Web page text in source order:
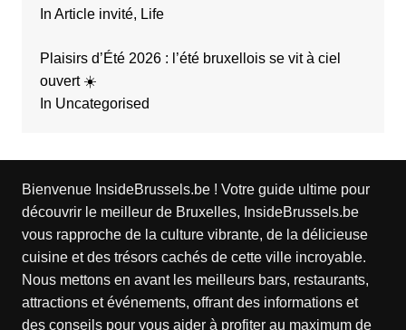
In Article invité, Life
Plaisirs d’Été 2026 : l’été bruxellois se vit à ciel
ouvert ☀️
In Uncategorised
Bienvenue InsideBrussels.be ! Votre guide ultime pour
découvrir le meilleur de Bruxelles, InsideBrussels.be
vous rapproche de la culture vibrante, de la délicieuse
cuisine et des trésors cachés de cette ville incroyable.
Nous mettons en avant les meilleurs bars, restaurants,
attractions et événements, offrant des informations et
des conseils pour vous aider à profiter au maximum de